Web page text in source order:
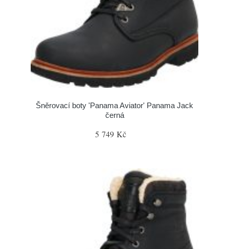
Šněrovací boty 'Panama Aviator' Panama Jack
černá
5 749 Kč